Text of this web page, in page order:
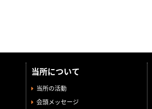
当所について
当所の活動
会頭メッセージ